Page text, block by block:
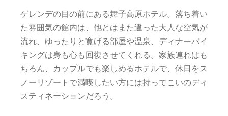
ゲレンデの目の前にある舞子高原ホテル。落ち着い
た雰囲気の館内は、他とはまた違った大人な空気が
流れ、ゆったりと寛げる部屋や温泉、ディナーバイ
キングは身も心も回復させてくれる。家族連れはも
ちろん、カップルでも楽しめるホテルで、休日をス
ノーリゾートで満喫したい方には持ってこいのディ
スティネーションだろう。